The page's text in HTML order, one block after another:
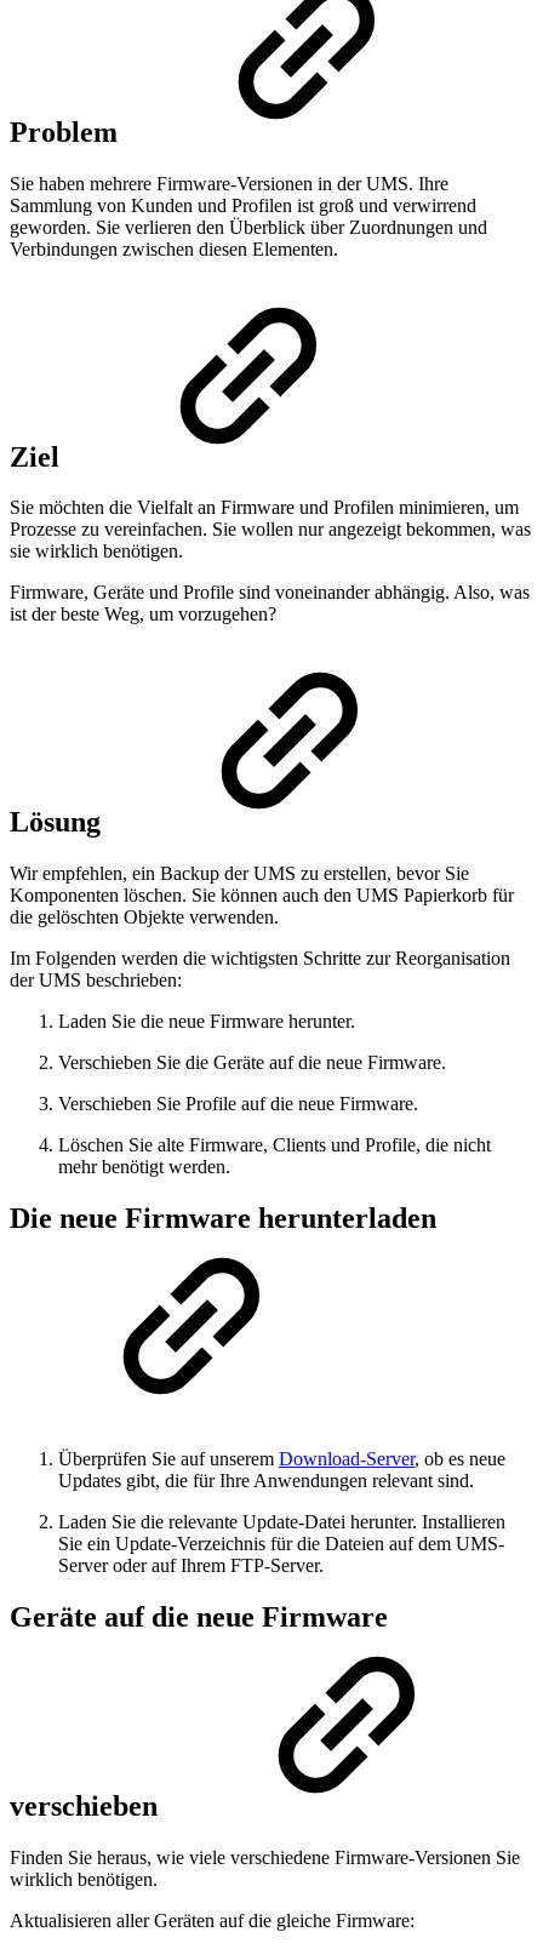
Problem
Sie haben mehrere Firmware-Versionen in der UMS. Ihre
Sammlung von Kunden und Profilen ist groß und verwirrend
geworden. Sie verlieren den Überblick über Zuordnungen und
Verbindungen zwischen diesen Elementen.
Ziel
Sie möchten die Vielfalt an Firmware und Profilen minimieren, um
Prozesse zu vereinfachen. Sie wollen nur angezeigt bekommen, was
sie wirklich benötigen.
Firmware, Geräte und Profile sind voneinander abhängig. Also, was
ist der beste Weg, um vorzugehen?
Lösung
Wir empfehlen, ein Backup der UMS zu erstellen, bevor Sie
Komponenten löschen. Sie können auch den UMS Papierkorb für
die gelöschten Objekte verwenden.
Im Folgenden werden die wichtigsten Schritte zur Reorganisation
der UMS beschrieben:
Laden Sie die neue Firmware herunter.
Verschieben Sie die Geräte auf die neue Firmware.
Verschieben Sie Profile auf die neue Firmware.
Löschen Sie alte Firmware, Clients und Profile, die nicht
mehr benötigt werden.
Die neue Firmware herunterladen
Überprüfen Sie auf unserem Download-Server, ob es neue
Updates gibt, die für Ihre Anwendungen relevant sind.
Laden Sie die relevante Update-Datei herunter. Installieren
Sie ein Update-Verzeichnis für die Dateien auf dem UMS-
Server oder auf Ihrem FTP-Server.
Geräte auf die neue Firmware
verschieben
Finden Sie heraus, wie viele verschiedene Firmware-Versionen Sie
wirklich benötigen.
Aktualisieren aller Geräten auf die gleiche Firmware: